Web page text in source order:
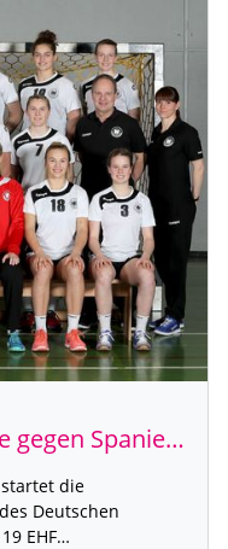
Juniorinnen starten heute gegen Spanien in die EM - Alle Spiele im EHF-Livestream
die
Deutschen
EHF…